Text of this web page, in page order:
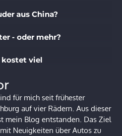
aus China?
- oder mehr?
kostet viel
für mich seit frühester
auf vier Rädern. Aus dieser
mein Blog entstanden. Das Ziel
Neuigkeiten über Autos zu